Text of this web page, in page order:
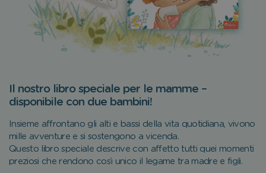
Il nostro libro speciale per le mamme –
disponibile con due bambini!
Insieme affrontano gli alti e bassi della vita quotidiana, vivono
mille avventure e si sostengono a vicenda.
Questo libro speciale descrive con affetto tutti quei momenti
preziosi che rendono così unico il legame tra madre e figli.